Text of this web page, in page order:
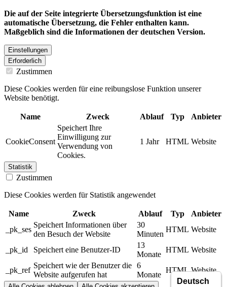
Die auf der Seite integrierte Übersetzungsfunktion ist eine
automatische Übersetzung, die Fehler enthalten kann.
Maßgeblich sind die Informationen der deutschen Version.
Einstellungen
Erforderlich
Zustimmen
Diese Cookies werden für eine reibungslose Funktion unserer
Website benötigt.
Name Zweck Ablauf Typ Anbieter
CookieConsent
Speichert Ihre
Einwilligung zur
Verwendung von
Cookies.
1 Jahr HTML Website
Statistik
Zustimmen
Diese Cookies werden für Statistik angewendet
Name Zweck Ablauf Typ
Anbieter
_pk_ses
Speichert Informationen über
den Besuch der Website
30
Minuten
HTML Website
_pk_id Speichert eine Benutzer-ID
13
Monate
HTML Website
_pk_ref
Speichert wie der Benutzer die
Website aufgerufen hat
6
Monate
HTML Website